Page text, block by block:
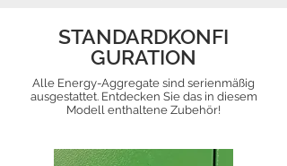
STANDARDKONFI
GURATION
Alle Energy-Aggregate sind serienmäßig
ausgestattet. Entdecken Sie das in diesem
Modell enthaltene Zubehör!